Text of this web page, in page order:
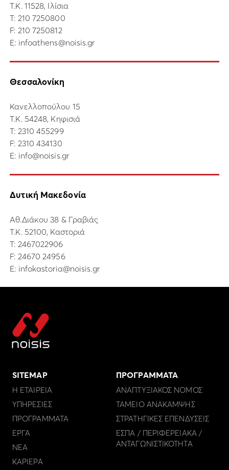
Τ.Κ. 11528, Ιλίσια
Τ: 210 7250800
F: 210 7250812
E: infoathens@noisis.gr
Θεσσαλονίκη
Κανελλοπούλου 15
Τ.Κ. 54248, Κηφισιά
Τ: 2310 455299
F: 2310 434130
E: info@noisis.gr
Δυτική Μακεδονία
Αθ.Διάκου 38 & Γραβιάς
Τ.Κ. 52100, Καστοριά
Τ: 2467022906
F: 24670 24956
E: infokastoria@noisis.gr
SITEMAP
Η ΕΤΑΙΡΕΙΑ
ΥΠΗΡΕΣΙΕΣ
ΠΡΟΓΡΑΜΜΑΤΑ
ΕΡΓΑ
ΝΕΑ
ΚΑΡΙΕΡΑ
ΠΡΟΓΡΑΜΜΑΤΑ
ΑΝΑΠΤΥΞΙΑΚΟΣ ΝΟΜΟΣ
ΤΑΜΕΙΟ ΑΝΑΚΑΜΨΗΣ
ΣΤΡΑΤΗΓΙΚΕΣ ΕΠΕΝΔΥΣΕΙΣ
ΕΣΠΑ / ΠΕΡΙΦΕΡΕΙΑΚΑ /
ΑΝΤΑΓΩΝΙΣΤΙΚΟΤΗΤΑ